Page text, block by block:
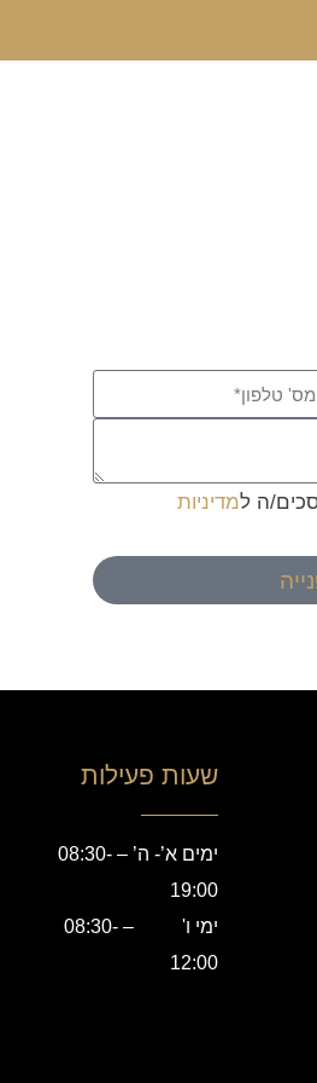
ה למדיניות
שעות פעילות
ימים א’- ה’ – 08:30-
19:00
ימי ו' – 08:30-
12:00